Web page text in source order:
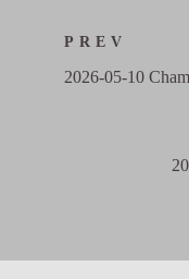
PREV
2026-05-10